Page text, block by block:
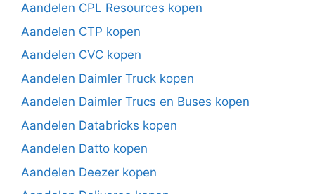
Aandelen CPL Resources kopen
Aandelen CTP kopen
Aandelen CVC kopen
Aandelen Daimler Truck kopen
Aandelen Daimler Trucs en Buses kopen
Aandelen Databricks kopen
Aandelen Datto kopen
Aandelen Deezer kopen